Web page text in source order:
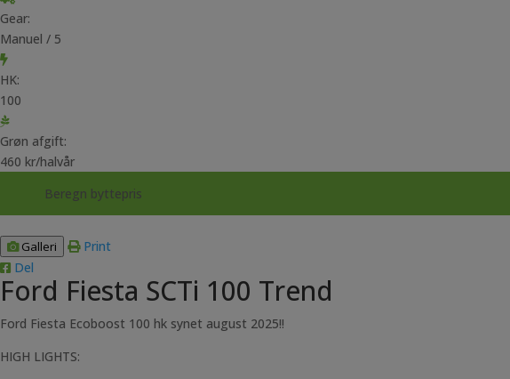
Gear:
Manuel / 5
HK:
100
Grøn afgift:
460 kr/halvår
Beregn byttepris
Galleri
Print
Del
Ford Fiesta SCTi 100 Trend
Ford Fiesta Ecoboost 100 hk synet august 2025!!
HIGH LIGHTS: